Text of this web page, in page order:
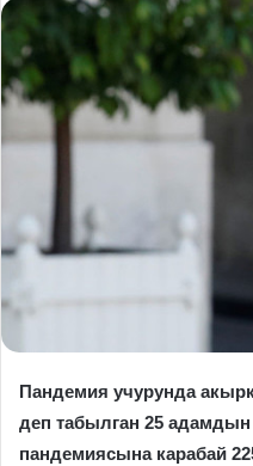
Пандемия учурунда
деп табылган 25
пандемиясына карабай